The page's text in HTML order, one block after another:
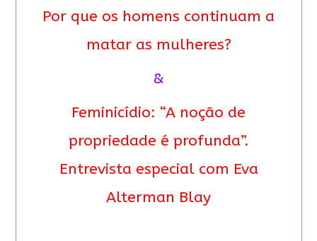
Por que os homens continuam a
matar as mulheres?
&
Feminicídio: “A noção de
propriedade é profunda”.
Entrevista especial com Eva
Alterman Blay